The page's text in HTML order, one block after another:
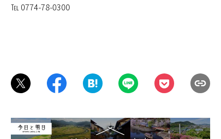
℡ 0774-78-0300